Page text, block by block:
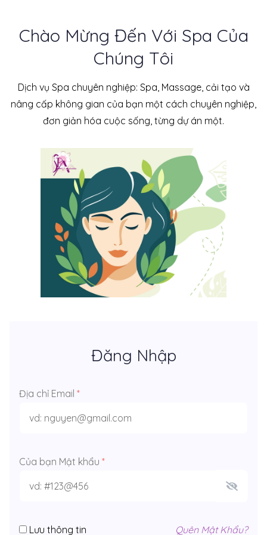
Chào Mừng Đến Với Spa Của
Chúng Tôi
Dịch vụ Spa chuyên nghiệp: Spa, Massage, cải tạo và
nâng cấp không gian của bạn một cách chuyên nghiệp,
đơn giản hóa cuộc sống, từng dự án một.
Đăng Nhập
Địa chỉ Email *
Của bạn Mật khẩu *
Lưu thông tin Quên Mật Khẩu?